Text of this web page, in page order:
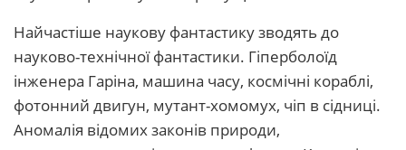
Найчастіше наукову фантастику зводять до
науково-технічної фантастики. Гіперболоїд
інженера Гаріна, машина часу, космічні кораблі,
фотонний двигун, мутант-хомомух, чіп в сідниці.
Аномалія відомих законів природи,